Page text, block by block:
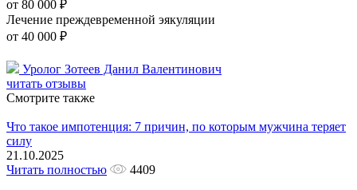
от 80 000 ₽
Лечение преждевременной эякуляции
от 40 000 ₽
Уролог Зотеев Данил Валентинович
читать отзывы
Смотрите также
Что такое импотенция: 7 причин, по которым мужчина теряет
силу
21.10.2025
Читать полностью
4409